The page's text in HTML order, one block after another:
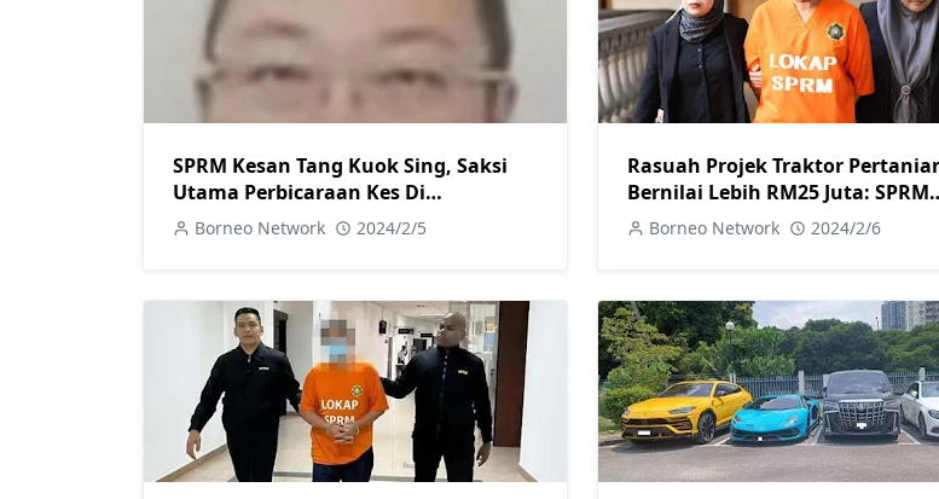
SPRM Kesan Tang Kuok Sing, Saksi
Utama Perbicaraan Kes Di
Mahkamah
Borneo Network 2024/2/5
Rasuah Projek Traktor
Bernilai Lebih RM25 Juta: SPRM
Tahan Dua Pengurus Besar dan
Reman Seorang Pengarah
Borneo Network 2024/2/6